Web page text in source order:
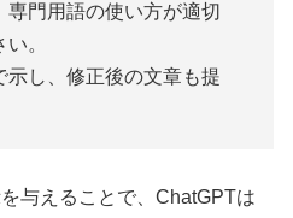
門用語の使い方が適切
。
示し、修正後の文章も提
与えることで、ChatGPTは